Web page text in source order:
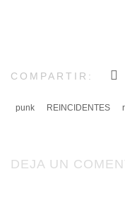
COMPARTIR:
punk REINCIDENTES
DEJA UN